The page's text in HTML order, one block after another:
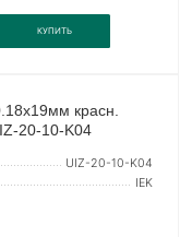
КУПИТЬ
красн.
20-10-K04
UIZ-20-10-K04
IEK